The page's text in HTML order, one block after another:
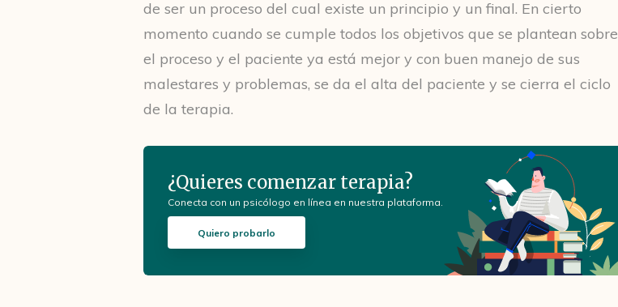
de ser un proceso del cual existe un principio y un final. En cierto
momento cuando se cumple todos los objetivos que se plantean sobre
el proceso y el paciente ya está mejor y con buen manejo de sus
malestares y problemas, se da el alta del paciente y se cierra el ciclo
de la terapia.
¿Quieres comenzar terapia?
Conecta con un psicólogo en línea en nuestra plataforma.
Quiero probarlo